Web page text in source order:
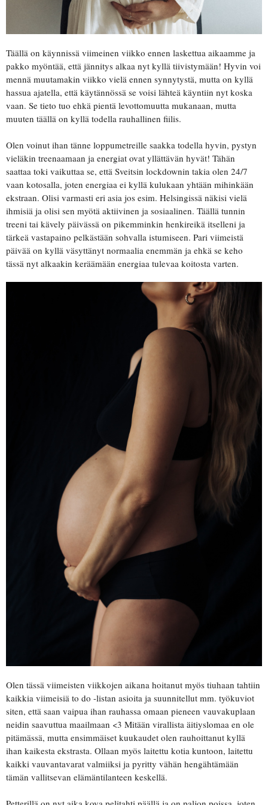
Täällä on käynnissä viimeinen viikko ennen laskettua aikaamme ja
pakko myöntää, että jännitys alkaa nyt kyllä tiivistymään! Hyvin voi
mennä muutamakin viikko vielä ennen synnytystä, mutta on kyllä
hassua ajatella, että käytännössä se voisi lähteä käyntiin nyt koska
vaan. Se tieto tuo ehkä pientä levottomuutta mukanaan, mutta
muuten täällä on kyllä todella rauhallinen fiilis.
Olen voinut ihan tänne loppumetreille saakka todella hyvin, pystyn
vieläkin treenaamaan ja energiat ovat yllättävän hyvät! Tähän
saattaa toki vaikuttaa se, että Sveitsin lockdownin takia olen 24/7
vaan kotosalla, joten energiaa ei kyllä kulukaan yhtään mihinkään
ekstraan. Olisi varmasti eri asia jos esim. Helsingissä näkisi vielä
ihmisiä ja olisi sen myötä aktiivinen ja sosiaalinen. Täällä tunnin
treeni tai kävely päivässä on pikemminkin henkireikä itselleni ja
tärkeä vastapaino pelkästään sohvalla istumiseen. Pari viimeistä
päivää on kyllä väsyttänyt normaalia enemmän ja ehkä se keho
tässä nyt alkaakin keräämään energiaa tulevaa koitosta varten.
Olen tässä viimeisten viikkojen aikana hoitanut myös tiuhaan tahtiin
kaikkia viimeisiä to do -listan asioita ja suunnitellut mm. työkuviot
siten, että saan vaipua ihan rauhassa omaan pieneen vauvakuplaan
neidin saavuttua maailmaan <3 Mitään virallista äitiyslomaa en ole
pitämässä, mutta ensimmäiset kuukaudet olen rauhoittanut kyllä
ihan kaikesta ekstrasta. Ollaan myös laitettu kotia kuntoon, laitettu
kaikki vauvantavarat valmiiksi ja pyritty vähän hengähtämään
tämän vallitsevan elämäntilanteen keskellä.